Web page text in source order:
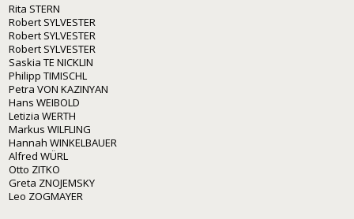
Rita STERN
Robert SYLVESTER
Robert SYLVESTER
Robert SYLVESTER
Saskia TE NICKLIN
Philipp TIMISCHL
Petra VON KAZINYAN
Hans WEIBOLD
Letizia WERTH
Markus WILFLING
Hannah WINKELBAUER
Alfred WÜRL
Otto ZITKO
Greta ZNOJEMSKY
Leo ZOGMAYER